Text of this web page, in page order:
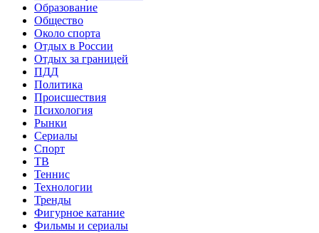
Образование
Общество
Около спорта
Отдых в России
Отдых за границей
ПДД
Политика
Происшествия
Психология
Рынки
Сериалы
Спорт
ТВ
Теннис
Технологии
Тренды
Фигурное катание
Фильмы и сериалы